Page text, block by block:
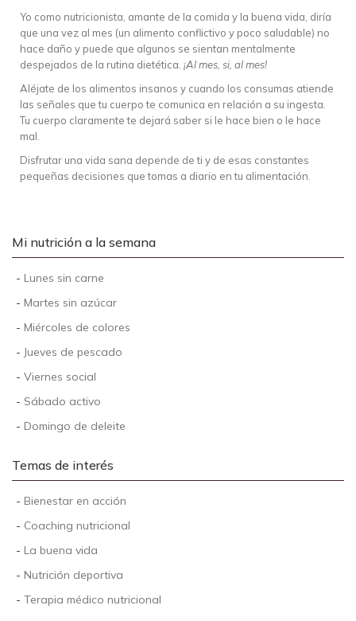
Yo como nutricionista, amante de la comida y la buena vida, diría
que una vez al mes (un alimento conflictivo y poco saludable) no
hace daño y puede que algunos se sientan mentalmente
despejados de la rutina dietética. ¡Al mes, si, al mes!
Aléjate de los alimentos insanos y cuando los consumas atiende
las señales que tu cuerpo te comunica en relación a su ingesta.
Tu cuerpo claramente te dejará saber si le hace bien o le hace
mal.
Disfrutar una vida sana depende de ti y de esas constantes
pequeñas decisiones que tomas a diario en tu alimentación.
Mi nutrición a la semana
- Lunes sin carne
- Martes sin azúcar
- Miércoles de colores
- Jueves de pescado
- Viernes social
- Sábado activo
- Domingo de deleite
Temas de interés
- Bienestar en acción
- Coaching nutricional
- La buena vida
- Nutrición deportiva
- Terapia médico nutricional